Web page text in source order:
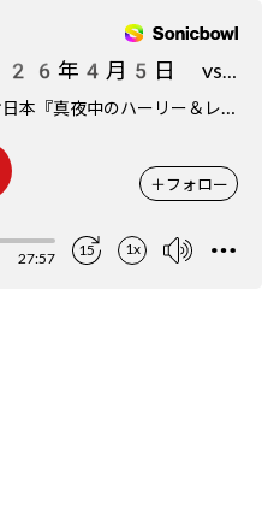
2026年4月5日 vs 齊藤健史（シューズデザイナー）
ラ
ジオ日本『真夜中のハーリー＆レイス』ポッドキャスト
＋フォロー
27:57 15 1x